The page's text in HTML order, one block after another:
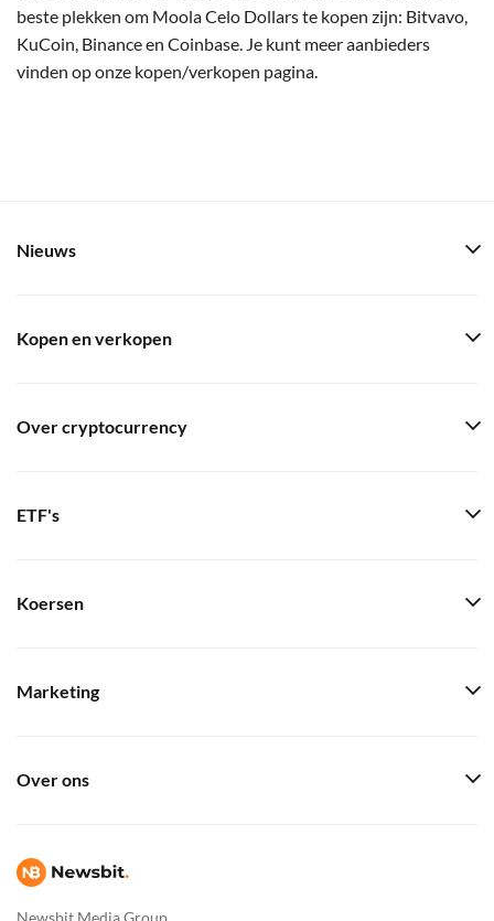
beste plekken om Moola Celo Dollars te kopen zijn: Bitvavo,
KuCoin, Binance en Coinbase. Je kunt meer aanbieders
vinden op onze kopen/verkopen pagina.
Newsbit Media Group
Nieuws
Kopen en verkopen
Over cryptocurrency
ETF's
Koersen
Marketing
Over ons